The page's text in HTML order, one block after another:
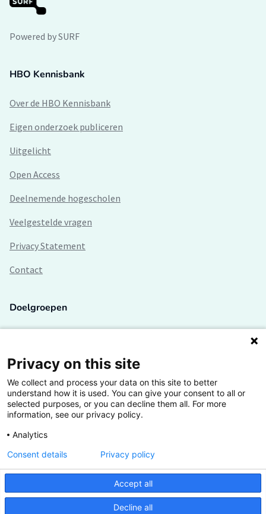
Powered by SURF
HBO Kennisbank
Over de HBO Kennisbank
Eigen onderzoek publiceren
Uitgelicht
Open Access
Deelnemende hogescholen
Veelgestelde vragen
Privacy Statement
Contact
Doelgroepen
Lectoren en onderzoekers
Bedrijven
Hogescholen
De grootste kennisbank van het HBO
Inspiratie op jouw vakgebied
Privacy on this site
We collect and process your data on this site to better
understand how it is used. You can give your consent to all or
selected purposes, or you can decline them all. For more
information, see our privacy policy.
Analytics
Accept all
Decline all
Consent details Privacy policy